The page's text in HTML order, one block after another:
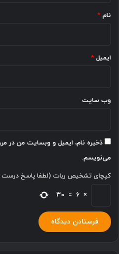
نام *
ایمیل *
وب‌ سایت
ذخیره نام، ایمیل و وبسایت من در
می‌نویسم.
کپچای تشخیص ربات (لطفا پاسخ درست
×
6
=
30